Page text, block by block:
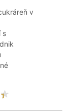
v
s